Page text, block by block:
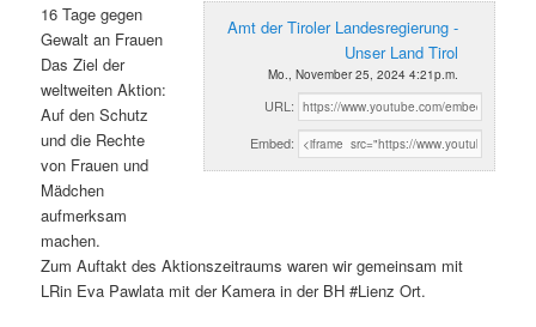
Amt der Tiroler Landesregierung -
Unser Land Tirol
Mo., November 25, 2024 4:21p.m.
URL:
Embed:
16 Tage gegen
Gewalt an Frauen
Das Ziel der
weltweiten Aktion:
Auf den Schutz
und die Rechte
von Frauen und
Mädchen
aufmerksam
machen.
Zum Auftakt des Aktionszeitraums waren wir gemeinsam mit
LRin Eva Pawlata mit der Kamera in der BH #Lienz Ort.